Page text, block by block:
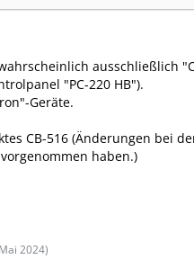
ausschließlich
"PC-220 HB").
Geräte.
CB-516 (Änderungen bei
haben.)
2024)